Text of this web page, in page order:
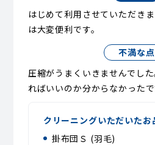
はじめて利用させていただき
は大変便利です。
不満な点
圧縮がうまくいきませんでし
ればいいのか分からなかったで
クリーニングいただいたお
掛布団Ｓ (羽毛)